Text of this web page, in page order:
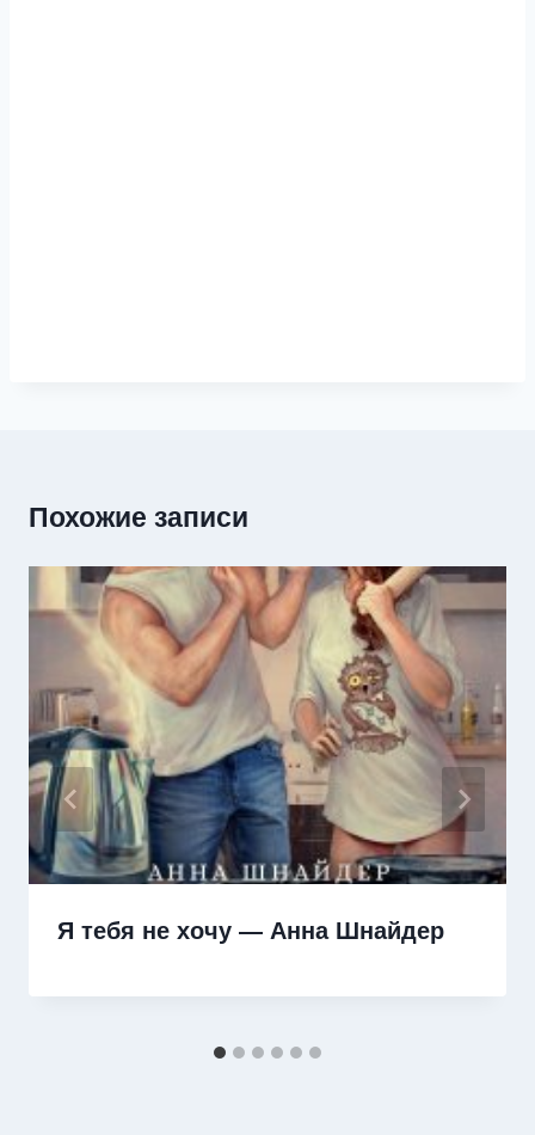
Похожие записи
Я тебя не хочу — Анна Шнайдер